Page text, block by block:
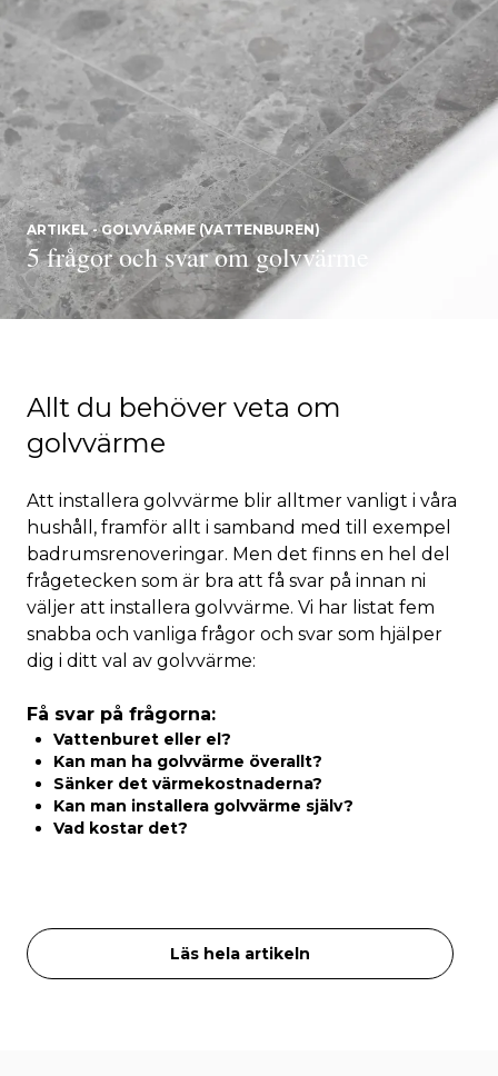
Allt du behöver veta om
golvvärme
Att installera golvvärme blir alltmer vanligt i våra
hushåll, framför allt i samband med till exempel
badrumsrenoveringar. Men det finns en hel del
frågetecken som är bra att få svar på innan ni
väljer att installera golvvärme. Vi har listat fem
snabba och vanliga frågor och svar som hjälper
dig i ditt val av golvvärme:
Få svar på frågorna:
Vattenburet eller el?
Kan man ha golvvärme överallt?
Sänker det värmekostnaderna?
Kan man installera golvvärme själv?
Vad kostar det?
Läs hela artikeln
ARTIKEL - GOLVVÄRME (VATTENBUREN)
5 frågor och svar om golvvärme